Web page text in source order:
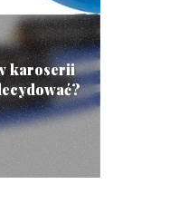
karoserii